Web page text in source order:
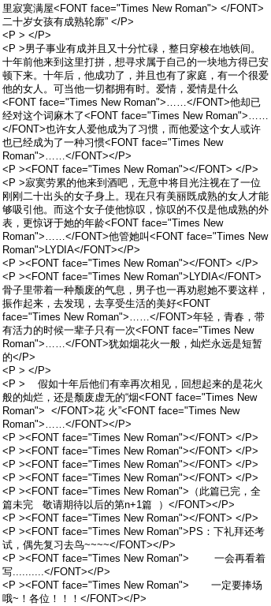
里寂寞满屋<FONT face="Times New Roman"> </FONT>
二十岁女孩有成熟轮廓” </P>
<P > </P>
<P >男子事业有成并且又十分忙碌，整日穿梭在地铁间。
十年前他来到这里打拼，想寻求属于自己的一块地方得已安
顿下来。十年后，他成功了，并且也有了家庭，有一个很爱
他的女人。可当他一切都拥有时。爱情，爱情是什么
<FONT face="Times New Roman">……</FONT>他却已
经对这个词麻木了<FONT face="Times New Roman">……
</FONT>也许女人爱他成为了习惯，而他爱这个女人或许
也已经成为了一种习惯<FONT face="Times New
Roman">……</FONT></P>
<P ><FONT face="Times New Roman"></FONT> </P>
<P >寂寞劳累的他来到酒吧，无意中将目光注视在了一位
刚刚二十出头的女子身上。现在只有美丽既成熟的女人才能
够吸引他。而这个女子使他惊叹，惊叹的不仅是他成熟的外
表，更惊讶于她的年龄<FONT face="Times New
Roman">……</FONT>他管她叫<FONT face="Times New
Roman">LYDIA</FONT></P>
<P ><FONT face="Times New Roman"></FONT> </P>
<P ><FONT face="Times New Roman">LYDIA</FONT>
骨子里带着一种颓废的气息，男子也一再劝慰她不要这样，
振作起来，去发现，去享受生活的美好<FONT
face="Times New Roman">……</FONT>年轻，青春，带
有活力的时候一辈子只有一次<FONT face="Times New
Roman">……</FONT>犹如烟花火一般，灿烂永远是短暂
的</P>
<P > </P>
<P > 假如十年后他们有幸再次相见，回想起来的是花火
般的灿烂，还是颓废虚无的“烟<FONT face="Times New
Roman"> </FONT>花 火”<FONT face="Times New
Roman">……</FONT></P>
<P ><FONT face="Times New Roman"></FONT> </P>
<P ><FONT face="Times New Roman"></FONT> </P>
<P ><FONT face="Times New Roman"></FONT> </P>
<P ><FONT face="Times New Roman"></FONT> </P>
<P ><FONT face="Times New Roman">（此篇已完，全
篇未完 敬请期待以后的第n+1篇 ）</FONT></P>
<P ><FONT face="Times New Roman"></FONT> </P>
<P ><FONT face="Times New Roman">PS：下礼拜还考
试，偶先复习去鸟~~~~</FONT></P>
<P ><FONT face="Times New Roman"> 一会再看着
写..........</FONT></P>
<P ><FONT face="Times New Roman"> 一定要捧场
哦~！各位！！！</FONT></P>